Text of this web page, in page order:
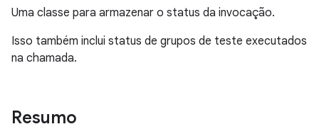
Uma classe para armazenar o status da invocação.
Isso também inclui status de grupos de teste executados
na chamada.
Resumo